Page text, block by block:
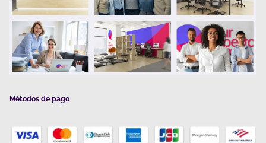
Métodos de pago